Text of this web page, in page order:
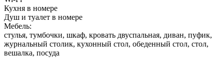
Кухня в номере
Душ и туалет в номере
Мебель:
стулья, тумбочки, шкаф, кровать двуспальная, диван, пуфик,
журнальный столик, кухонный стол, обеденный стол, стол,
вешалка, посуда